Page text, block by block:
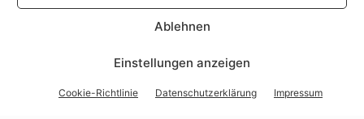
Ablehnen
Einstellungen anzeigen
Cookie-Richtlinie Datenschutzerklärung Impressum
ÜBER UNS